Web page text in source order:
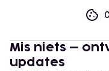
Mis niets –
updates